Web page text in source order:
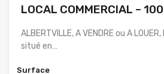
LOCAL COMMERCIAL – 100
ALBERTVILLE, A VENDRE ou A LOUER,
situé en…
Surface